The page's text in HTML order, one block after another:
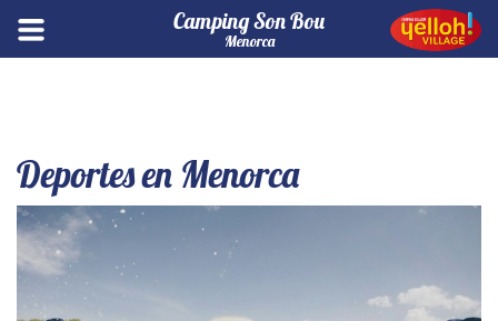
Camping Son Bou
Menorca
Deportes en Menorca